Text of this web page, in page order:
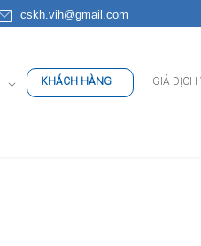
cskh.vih@gmail.com
KHÁCH HÀNG GIÁ DỊCH